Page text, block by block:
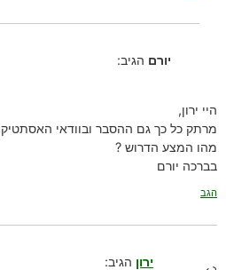
יורם הגיב:
היי ירון,
מרתק כל כך גם ההסבר ובוודאי
מהו המצע הדרוש ?
בברכה יורם
הגב
ירון הגיב: